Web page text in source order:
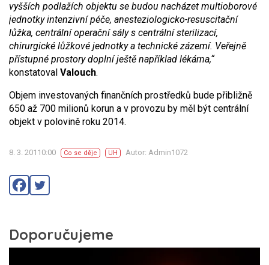
vyšších podlažích objektu se budou nacházet multioborové
jednotky intenzivní péče, anesteziologicko-resuscitační
lůžka, centrální operační sály s centrální sterilizací,
chirurgické lůžkové jednotky a technické zázemí. Veřejně
přístupné prostory doplní ještě například lékárna,“
konstatoval Valouch.
Objem investovaných finančních prostředků bude přibližně
650 až 700 milionů korun a v provozu by měl být centrální
objekt v polovině roku 2014.
8. 3. 20110:00 Co se děje UH Autor: Admin1072